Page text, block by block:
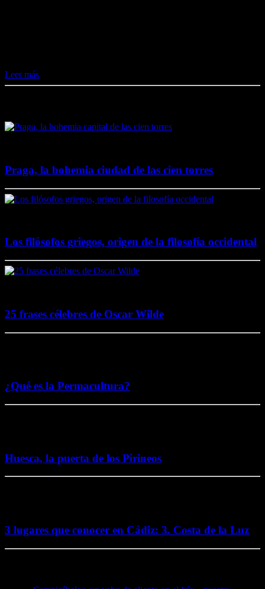
Leer más
Praga, la bohemia ciudad de las cien torres
Los filósofos griegos, origen de la filosofía occidental
25 frases célebres de Oscar Wilde
¿Qué es la Permacultura?
Huesca, la puerta de los Pirineos
3 lugares que conocer en Cádiz: 3. Costa de la Luz